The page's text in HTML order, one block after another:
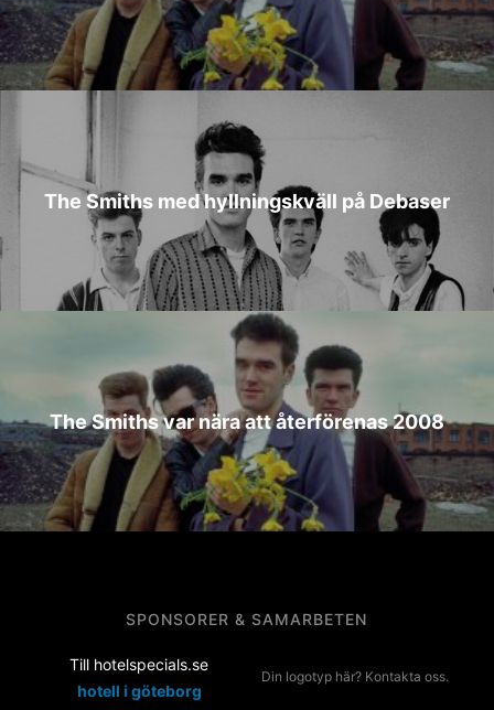
The Smiths med hyllningskväll på Debaser
The Smiths var nära att återförenas 2008
SPONSORER & SAMARBETEN
Till hotelspecials.se
hotell i göteborg
Din logotyp här? Kontakta oss.